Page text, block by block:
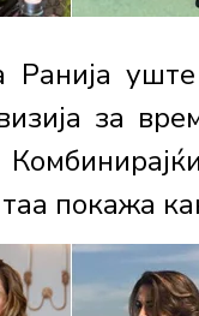
Ранија
за
покажа